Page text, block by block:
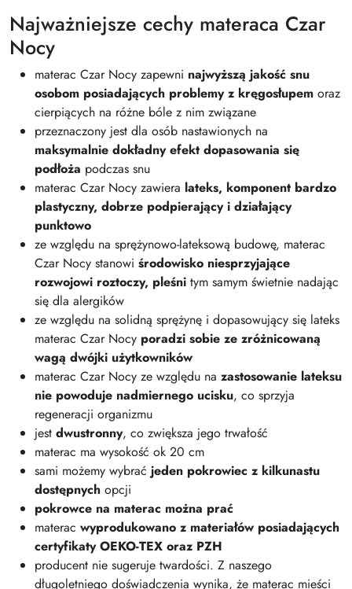
Najważniejsze cechy materaca Czar
Nocy
materac Czar Nocy zapewni najwyższą jakość snu
osobom posiadających problemy z kręgosłupem oraz
cierpiących na różne bóle z nim związane
przeznaczony jest dla osób nastawionych na
maksymalnie dokładny efekt dopasowania się
podłoża podczas snu
materac Czar Nocy zawiera lateks, komponent bardzo
plastyczny, dobrze podpierający i działający
punktowo
ze względu na sprężynowo-lateksową budowę, materac
Czar Nocy stanowi środowisko niesprzyjające
rozwojowi roztoczy, pleśni tym samym świetnie nadając
się dla alergików
ze względu na solidną sprężynę i dopasowujący się lateks
materac Czar Nocy poradzi sobie ze zróżnicowaną
wagą dwójki użytkowników
materac Czar Nocy ze względu na zastosowanie lateksu
nie powoduje nadmiernego ucisku, co sprzyja
regeneracji organizmu
jest dwustronny, co zwiększa jego trwałość
materac ma wysokość ok 20 cm
sami możemy wybrać jeden pokrowiec z kilkunastu
dostępnych opcji
pokrowce na materac można prać
materac wyprodukowano z materiałów posiadających
certyfikaty OEKO-TEX oraz PZH
producent nie sugeruje twardości. Z naszego
długoletniego doświadczenia wynika, że materac mieści